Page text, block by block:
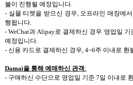
불이 진행될 예정입니다.
- 실물 티켓을 받으신 경우, 오프라인 매장에
행됩니다.
- WeChat과 Alipay로 결제하신 경우 영업일 기
예정입니다.
- 신용 카드로 결제하신 경우, 4~6주 이내로 환
Damai을 통해 예매하신 관객 :
- 구매하신 수단으로 영업일 기준 7일 이내로